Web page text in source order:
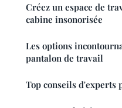
Créez un espace de
cabine insonorisée
Les options
pantalon de travail
Top conseils d'experts